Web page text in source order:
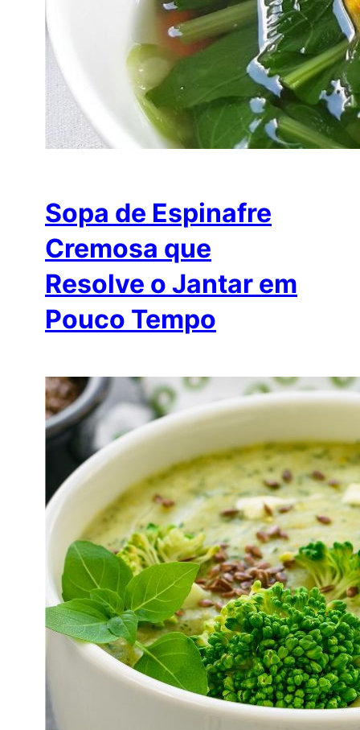
Sopa de Espinafre
Cremosa que
Resolve o Jantar em
Pouco Tempo